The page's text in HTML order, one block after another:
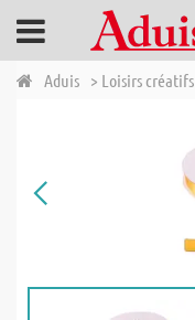
Aduis > Loisirs créatifs